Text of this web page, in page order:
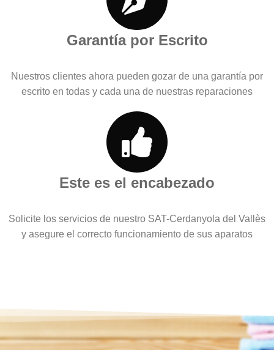
Garantía por Escrito
Nuestros clientes ahora pueden gozar de una garantía por
escrito en todas y cada una de nuestras reparaciones
Este es el encabezado
Solicite los servicios de nuestro SAT-Cerdanyola del Vallès
y asegure el correcto funcionamiento de sus aparatos